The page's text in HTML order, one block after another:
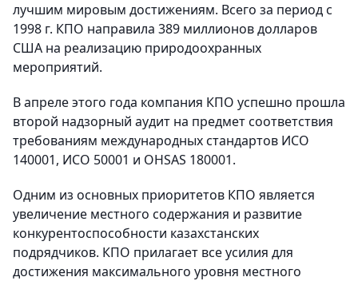
лучшим мировым достижениям. Всего за период с
1998 г. КПО направила 389 миллионов долларов
США на реализацию природоохранных
мероприятий.
В апреле этого года компания КПО успешно прошла
второй надзорный аудит на предмет соответствия
требованиям международных стандартов ИСО
140001, ИСО 50001 и OHSAS 180001.
Одним из основных приоритетов КПО является
увеличение местного содержания и развитие
конкурентоспособности казахстанских
подрядчиков. КПО прилагает все усилия для
достижения максимального уровня местного